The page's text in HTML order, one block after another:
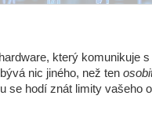
který komunikuje
nic jiného, než ten
se hodí znát limity vašeho